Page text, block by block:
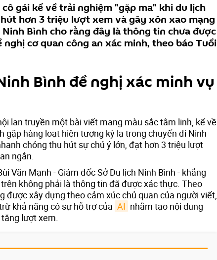
gái kể về trải nghiệm "gặp ma" khi du lịch
hơn 3 triệu lượt xem và gây xôn xao mạng
Bình cho rằng đây là thông tin chưa được
nghị cơ quan công an xác minh, theo báo Tuổi
Bình đề nghị xác minh vụ
lan truyền một bài viết mang màu sắc tâm linh, kể về
gặp hàng loạt hiện tượng kỳ lạ trong chuyến đi Ninh
chóng thu hút sự chú ý lớn, đạt hơn 3 triệu lượt
ngắn.
Văn Mạnh - Giám đốc Sở Du lịch Ninh Bình - khẳng
không phải là thông tin đã được xác thực. Theo
được xây dựng theo cảm xúc chủ quan của người viết,
khả năng có sự hỗ trợ của AI nhằm tạo nội dung
lượt xem.